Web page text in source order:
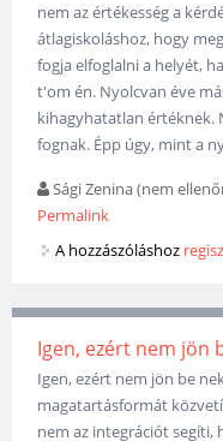
nem az értékesség a
átlagiskoláshoz, hogy
fogja elfoglalni a helyét,
t'om én. Nyolcvan éve
kihagyhatatlan értéknek.
fognak. Épp úgy, mint a
Sági Zenina (nem
Permalink
A hozzászóláshoz
Igen, ezért nem jön
Igen, ezért nem jön be
magatartásformát
nem az integrációt segíti,